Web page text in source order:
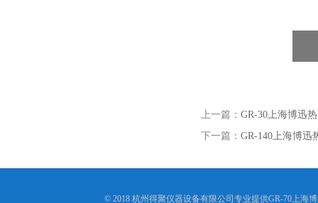
上一篇： GR-30上海博迅
下一篇： GR-140上海博迅
© 2018 杭州得聚仪器设备有限公司专业提供GR-70上海